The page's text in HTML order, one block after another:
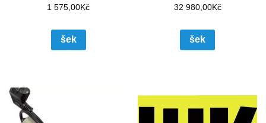
1 575,00Kč
šek
32 980,00Kč
šek